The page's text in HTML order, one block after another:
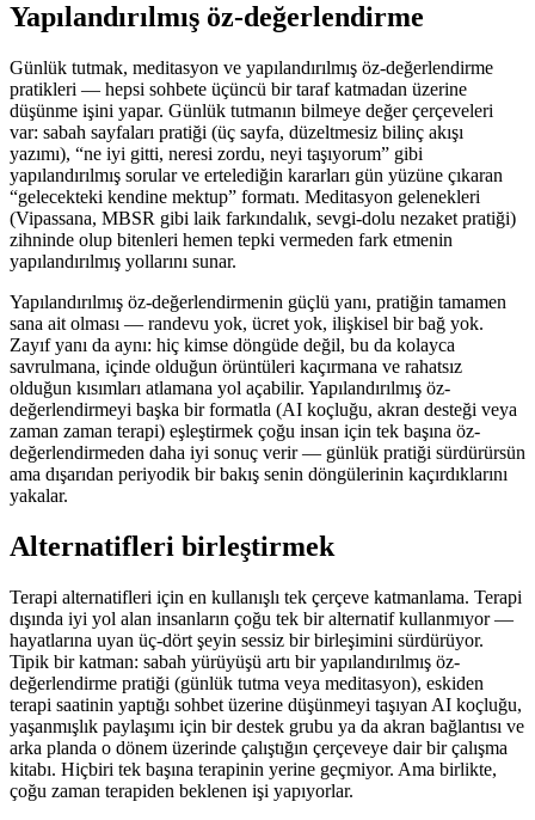
Yapılandırılmış öz-değerlendirme
Günlük tutmak, meditasyon ve yapılandırılmış öz-değerlendirme
pratikleri — hepsi sohbete üçüncü bir taraf katmadan üzerine
düşünme işini yapar. Günlük tutmanın bilmeye değer çerçeveleri
var: sabah sayfaları pratiği (üç sayfa, düzeltmesiz bilinç akışı
yazımı), “ne iyi gitti, neresi zordu, neyi taşıyorum” gibi
yapılandırılmış sorular ve ertelediğin kararları gün yüzüne çıkaran
“gelecekteki kendine mektup” formatı. Meditasyon gelenekleri
(Vipassana, MBSR gibi laik farkındalık, sevgi-dolu nezaket pratiği)
zihninde olup bitenleri hemen tepki vermeden fark etmenin
yapılandırılmış yollarını sunar.
Yapılandırılmış öz-değerlendirmenin güçlü yanı, pratiğin tamamen
sana ait olması — randevu yok, ücret yok, ilişkisel bir bağ yok.
Zayıf yanı da aynı: hiç kimse döngüde değil, bu da kolayca
savrulmana, içinde olduğun örüntüleri kaçırmana ve rahatsız
olduğun kısımları atlamana yol açabilir. Yapılandırılmış öz-
değerlendirmeyi başka bir formatla (AI koçluğu, akran desteği veya
zaman zaman terapi) eşleştirmek çoğu insan için tek başına öz-
değerlendirmeden daha iyi sonuç verir — günlük pratiği sürdürürsün
ama dışarıdan periyodik bir bakış senin döngülerinin kaçırdıklarını
yakalar.
Alternatifleri birleştirmek
Terapi alternatifleri için en kullanışlı tek çerçeve katmanlama. Terapi
dışında iyi yol alan insanların çoğu tek bir alternatif kullanmıyor —
hayatlarına uyan üç-dört şeyin sessiz bir birleşimini sürdürüyor.
Tipik bir katman: sabah yürüyüşü artı bir yapılandırılmış öz-
değerlendirme pratiği (günlük tutma veya meditasyon), eskiden
terapi saatinin yaptığı sohbet üzerine düşünmeyi taşıyan AI koçluğu,
yaşanmışlık paylaşımı için bir destek grubu ya da akran bağlantısı ve
arka planda o dönem üzerinde çalıştığın çerçeveye dair bir çalışma
kitabı. Hiçbiri tek başına terapinin yerine geçmiyor. Ama birlikte,
çoğu zaman terapiden beklenen işi yapıyorlar.